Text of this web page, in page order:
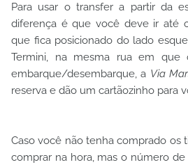
Para usar o transfer a partir da
diferença é que você deve ir até
que fica posicionado do lado
Termini, na mesma rua em que
embarque/desembarque, a Via
reserva e dão um cartãozinho para
Caso você não tenha comprado os
comprar na hora, mas o número